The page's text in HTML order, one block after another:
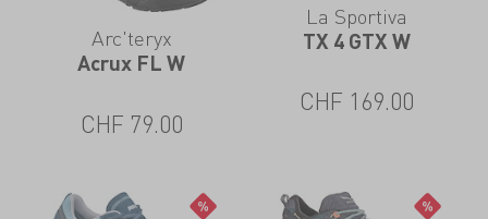
Arc'teryx
Acrux FL W
CHF 79.00
La Sportiva
TX 4 GTX W
CHF 169.00